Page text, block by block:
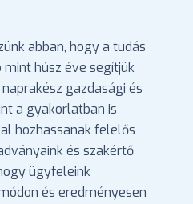
abban, hogy a tudás
húsz éve segítjük
gazdasági és
a gyakorlatban is
hozhassanak felelős
és szakértő
ügyfeleink
és eredményesen